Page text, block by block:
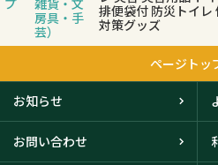
プ
雑貨・文
房具・手
芸）
排便袋付 防災トイレ
対策グッズ
ページトッ
お知らせ
お問い合わせ